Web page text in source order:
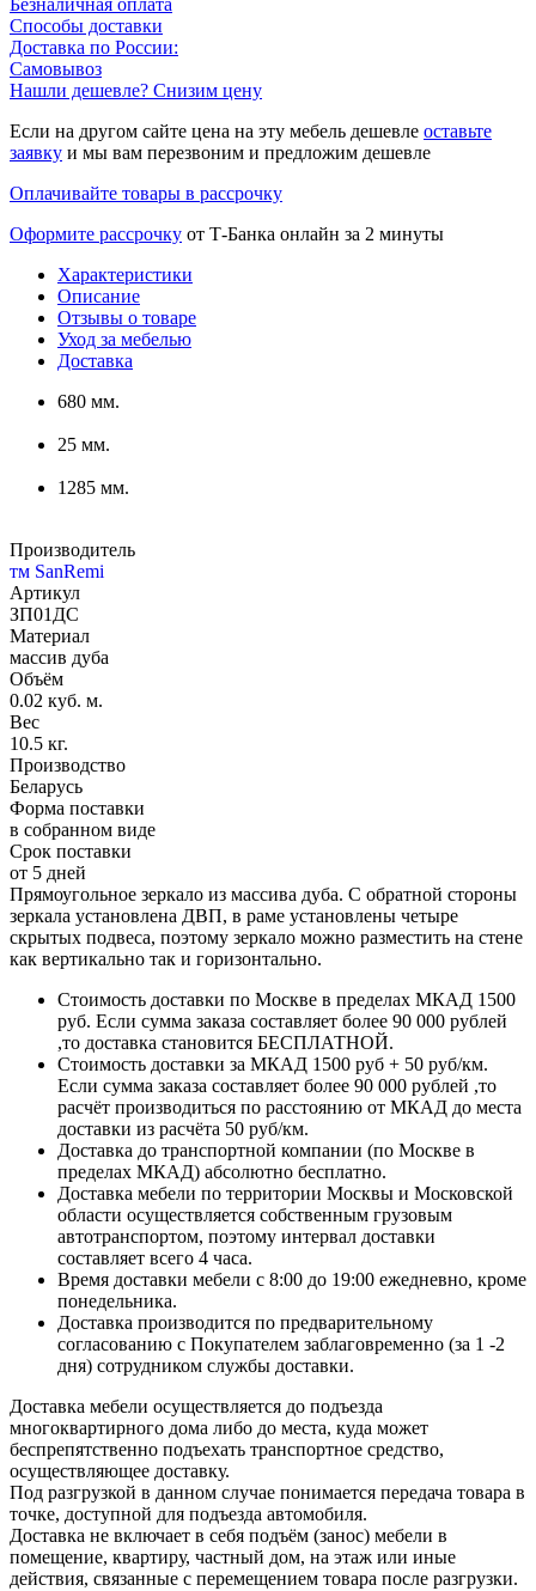
Безналичная оплата
Способы доставки
Доставка по России:
Самовывоз
Нашли дешевле? Снизим цену
Если на другом сайте цена на эту мебель дешевле оставьте
заявку и мы вам перезвоним и предложим дешевле
Оплачивайте товары в рассрочку
Оформите рассрочку от Т-Банка онлайн за 2 минуты
Характеристики
Описание
Отзывы о товаре
Уход за мебелью
Доставка
680 мм.
25 мм.
1285 мм.
Производитель
тм SanRemi
Артикул
ЗП01ДС
Материал
массив дуба
Объём
0.02 куб. м.
Вес
10.5 кг.
Производство
Беларусь
Форма поставки
в собранном виде
Срок поставки
от 5 дней
Прямоугольное зеркало из массива дуба. С обратной стороны
зеркала установлена ДВП, в раме установлены четыре
скрытых подвеса, поэтому зеркало можно разместить на стене
как вертикально так и горизонтально.
Стоимость доставки по Москве в пределах МКАД 1500
руб. Если сумма заказа составляет более 90 000 рублей
,то доставка становится БЕСПЛАТНОЙ.
Стоимость доставки за МКАД 1500 руб + 50 руб/км.
Если сумма заказа составляет более 90 000 рублей ,то
расчёт производиться по расстоянию от МКАД до места
доставки из расчёта 50 руб/км.
Доставка до транспортной компании (по Москве в
пределах МКАД) абсолютно бесплатно.
Доставка мебели по территории Москвы и Московской
области осуществляется собственным грузовым
автотранспортом, поэтому интервал доставки
составляет всего 4 часа.
Время доставки мебели с 8:00 до 19:00 ежедневно, кроме
понедельника.
Доставка производится по предварительному
согласованию с Покупателем заблаговременно (за 1 -2
дня) сотрудником службы доставки.
Доставка мебели осуществляется до подъезда
многоквартирного дома либо до места, куда может
беспрепятственно подъехать транспортное средство,
осуществляющее доставку.
Под разгрузкой в данном случае понимается передача товара в
точке, доступной для подъезда автомобиля.
Доставка не включает в себя подъём (занос) мебели в
помещение, квартиру, частный дом, на этаж или иные
действия, связанные с перемещением товара после разгрузки.